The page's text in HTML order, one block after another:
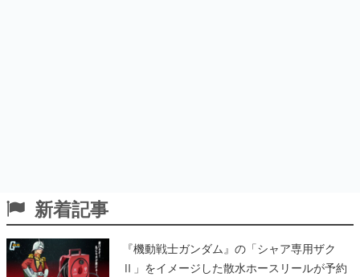
新着記事
『機動戦士ガンダム』の「シャア専用ザク
Ⅱ」をイメージした散水ホースリールが予約